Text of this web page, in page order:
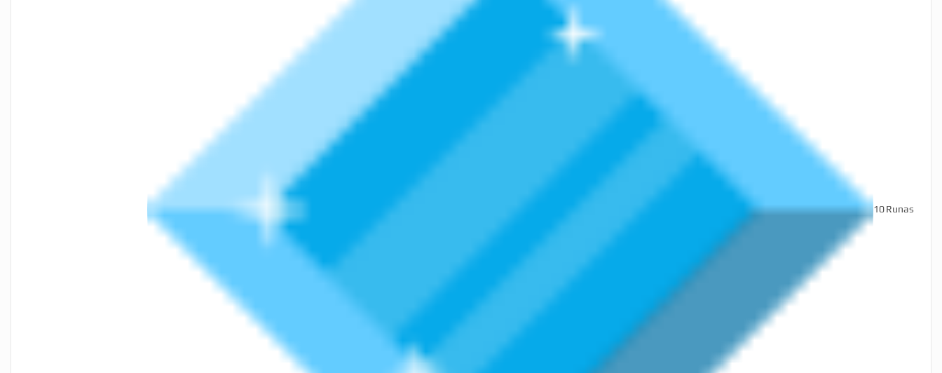
10Runas